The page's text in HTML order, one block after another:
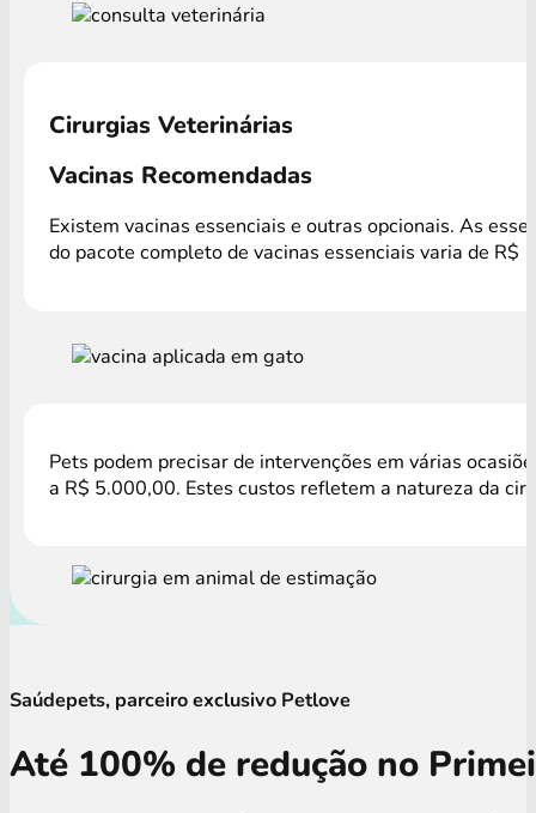
Cirurgias Veterinárias
Vacinas Recomendadas
Existem vacinas essenciais e outras opcionais. As
do pacote completo de vacinas essenciais varia de
Pets podem precisar de intervenções em várias
a R$ 5.000,00. Estes custos refletem a natureza da
Saúdepets, parceiro exclusivo Petlove
Até 100% de redução no